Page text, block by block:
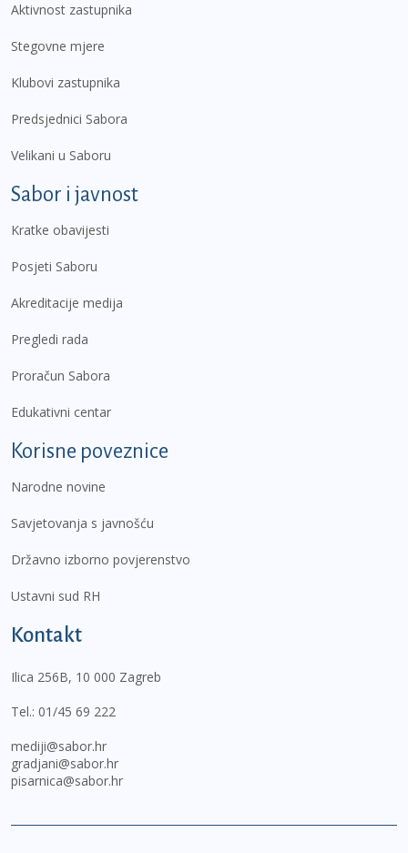
Aktivnost zastupnika
Stegovne mjere
Klubovi zastupnika
Predsjednici Sabora
Velikani u Saboru
Sabor i javnost
Kratke obavijesti
Posjeti Saboru
Akreditacije medija
Pregledi rada
Proračun Sabora
Edukativni centar
Korisne poveznice
Narodne novine
Savjetovanja s javnošću
Državno izborno povjerenstvo
Ustavni sud RH
Kontakt
Ilica 256B, 10 000 Zagreb
Tel.: 01/45 69 222
mediji@sabor.hr
gradjani@sabor.hr
pisarnica@sabor.hr